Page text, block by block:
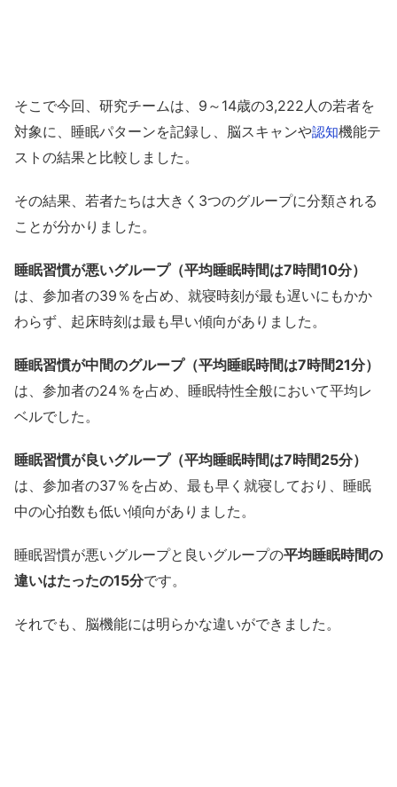
そこで今回、研究チームは、9～14歳の3,222人の若者を
対象に、睡眠パターンを記録し、脳スキャンや認知機能テ
ストの結果と比較しました。
その結果、若者たちは大きく3つのグループに分類される
ことが分かりました。
睡眠習慣が悪いグループ（平均睡眠時間は7時間10分）
は、参加者の39％を占め、就寝時刻が最も遅いにもかか
わらず、起床時刻は最も早い傾向がありました。
睡眠習慣が中間のグループ（平均睡眠時間は7時間21分）
は、参加者の24％を占め、睡眠特性全般において平均レ
ベルでした。
睡眠習慣が良いグループ（平均睡眠時間は7時間25分）
は、参加者の37％を占め、最も早く就寝しており、睡眠
中の心拍数も低い傾向がありました。
睡眠習慣が悪いグループと良いグループの平均睡眠時間の
違いはたったの15分です。
それでも、脳機能には明らかな違いができました。